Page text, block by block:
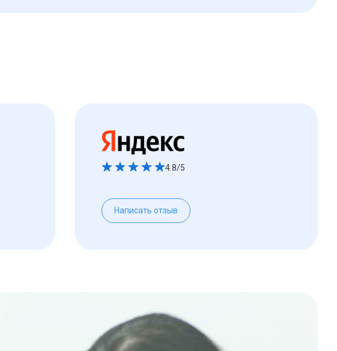
4.8/5
Написать отзыв